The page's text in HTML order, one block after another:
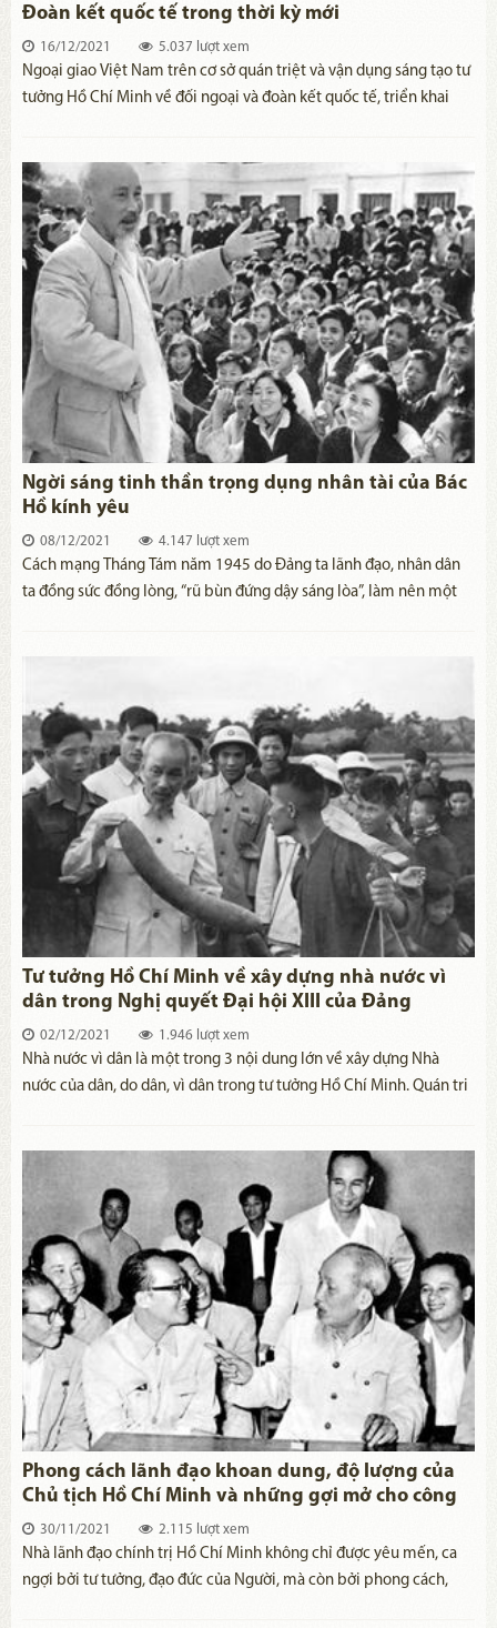
Đoàn kết quốc tế trong thời kỳ mới
16/12/2021 5.037 lượt xem
Ngoại giao Việt Nam trên cơ sở quán triệt và vận dụng sáng tạo tư
tưởng Hồ Chí Minh về đối ngoại và đoàn kết quốc tế, triển khai
phương hóa quan hệ đối ngoại.
Ngời sáng tinh thần trọng dụng nhân tài của Bác
Hồ kính yêu
08/12/2021 4.147 lượt xem
Cách mạng Tháng Tám năm 1945 do Đảng ta lãnh đạo, nhân dân
ta đồng sức đồng lòng, “rũ bùn đứng dậy sáng lòa”, làm nên một
Tư tưởng Hồ Chí Minh về xây dựng nhà nước vì
dân trong Nghị quyết Đại hội XIII của Đảng
02/12/2021 1.946 lượt xem
Nhà nước vì dân là một trong 3 nội dung lớn về xây dựng Nhà
nước của dân, do dân, vì dân trong tư tưởng Hồ Chí Minh. Quán tri​
Minh về xây dựng nhà nước vì dân đáp ứng yêu cầu, nhiệm vụ
lãnh đạo phát triển đất nước trong bối cảnh hiện nay.
Phong cách lãnh đạo khoan dung, độ lượng của
Chủ tịch Hồ Chí Minh và những gợi mở cho công
tác cán bộ hiện nay
30/11/2021 2.115 lượt xem
Nhà lãnh đạo chính trị Hồ Chí Minh không chỉ được yêu mến, ca
ngợi bởi tư tưởng, đạo đức của Người, mà còn bởi phong cách,